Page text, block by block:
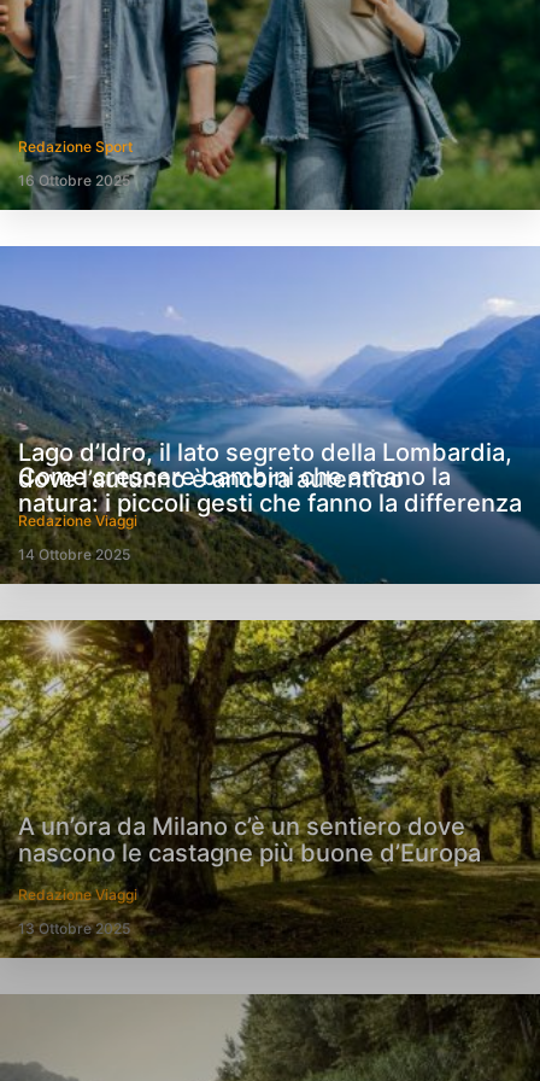
Redazione Sport
16 Ottobre 2025
Lago d’Idro, il lato segreto della Lombardia,
dove l’autunno è ancora autentico
Redazione Viaggi
14 Ottobre 2025
A un’ora da Milano c’è un sentiero dove
nascono le castagne più buone d’Europa
Redazione Viaggi
13 Ottobre 2025
Come crescere bambini che amano la
natura: i piccoli gesti che fanno la differenza